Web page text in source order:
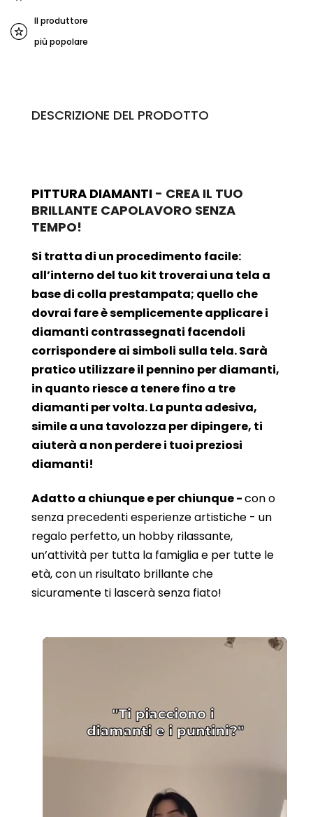
Il produttore
più popolare
DESCRIZIONE DEL PRODOTTO
PITTURA DIAMANTI - CREA IL TUO
BRILLANTE CAPOLAVORO SENZA
TEMPO!
Si tratta di un procedimento facile:
all’interno del tuo kit troverai una tela a
base di colla prestampata; quello che
dovrai fare è semplicemente applicare i
diamanti contrassegnati facendoli
corrispondere ai simboli sulla tela. Sarà
pratico utilizzare il pennino per diamanti,
in quanto riesce a tenere fino a tre
diamanti per volta. La punta adesiva,
simile a una tavolozza per dipingere, ti
aiuterà a non perdere i tuoi preziosi
diamanti!
Adatto a chiunque e per chiunque -con o
senza precedenti esperienze artistiche - un
regalo perfetto, un hobby rilassante,
un’attività per tutta la famiglia e per tutte le
età, con un risultato brillante che
sicuramente ti lascerà senza fiato!